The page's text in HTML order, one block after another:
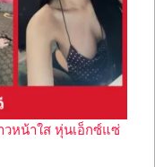
วหน้าใส หุ่นเอ็กซ์แซ่